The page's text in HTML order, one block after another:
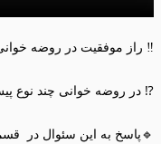
‼️ راز موفقیت در روضه خوانی۲
⁉️ در روضه خوانی چند نوع
🔹پاسخ به این سئوال در قسمت